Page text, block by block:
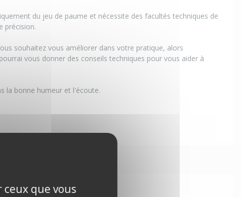
du jeu de paume et nécessite des facultés techniques de
précision.
souhaitez vous améliorer dans votre pratique, alors
vous donner des conseils techniques pour vous aider à
que vous